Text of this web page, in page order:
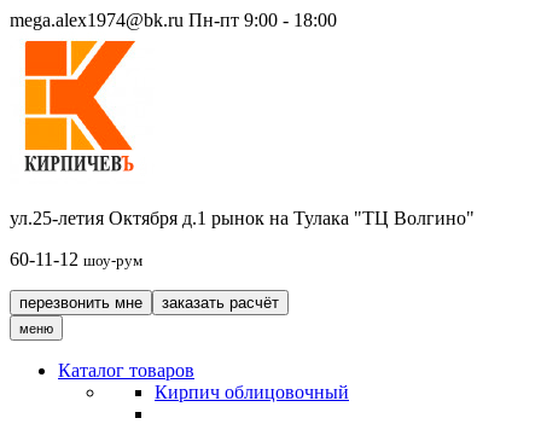
mega.alex1974@bk.ru Пн-пт 9:00 - 18:00
ул.25-летия Октября д.1 рынок на Тулака "ТЦ Волгино"
60-11-12 шоу-рум
перезвонить мне заказать расчёт
меню
Каталог товаров
Кирпич облицовочный